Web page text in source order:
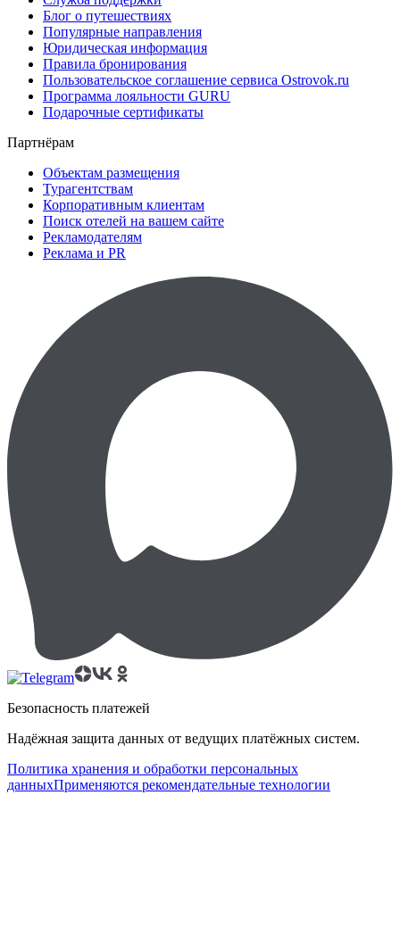
Блог о путешествиях
Популярные направления
Юридическая информация
Правила бронирования
Пользовательское соглашение сервиса Ostrovok.ru
Программа лояльности GURU
Подарочные сертификаты
Партнёрам
Объектам размещения
Турагентствам
Корпоративным клиентам
Поиск отелей на вашем сайте
Рекламодателям
Реклама и PR
Безопасность платежей
Надёжная защита данных от ведущих платёжных систем.
Политика хранения и обработки персональных
данныхПрименяются рекомендательные технологии